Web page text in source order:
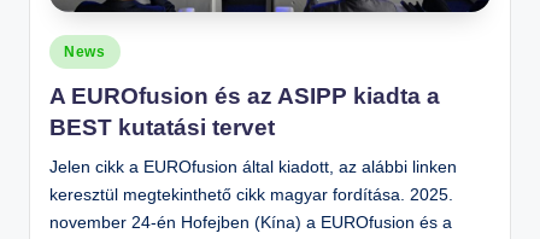
Posted
in
News
A EUROfusion és az ASIPP kiadta a
BEST kutatási tervet
Jelen cikk a EUROfusion által kiadott, az alábbi linken
keresztül megtekinthető cikk magyar fordítása. 2025.
november 24-én Hofejben (Kína) a EUROfusion és a